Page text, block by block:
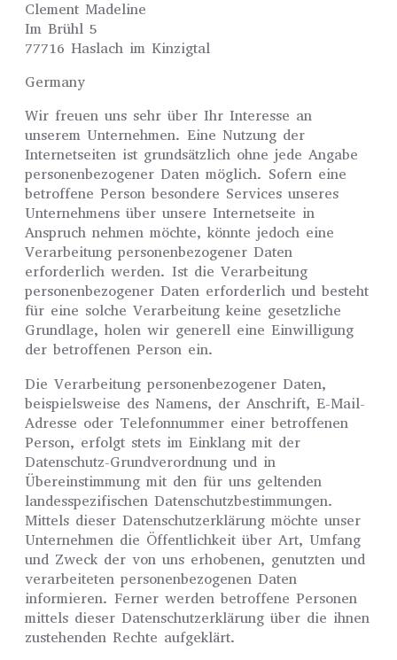
Clement Madeline
Im Brühl 5
77716 Haslach im Kinzigtal
Germany
Wir freuen uns sehr über Ihr Interesse an
unserem Unternehmen. Eine Nutzung der
Internetseiten ist grundsätzlich ohne jede Angabe
personenbezogener Daten möglich. Sofern eine
betroffene Person besondere Services unseres
Unternehmens über unsere Internetseite in
Anspruch nehmen möchte, könnte jedoch eine
Verarbeitung personenbezogener Daten
erforderlich werden. Ist die Verarbeitung
personenbezogener Daten erforderlich und besteht
für eine solche Verarbeitung keine gesetzliche
Grundlage, holen wir generell eine Einwilligung
der betroffenen Person ein.
Die Verarbeitung personenbezogener Daten,
beispielsweise des Namens, der Anschrift, E-Mail-
Adresse oder Telefonnummer einer betroffenen
Person, erfolgt stets im Einklang mit der
Datenschutz-Grundverordnung und in
Übereinstimmung mit den für uns geltenden
landesspezifischen Datenschutzbestimmungen.
Mittels dieser Datenschutzerklärung möchte unser
Unternehmen die Öffentlichkeit über Art, Umfang
und Zweck der von uns erhobenen, genutzten und
verarbeiteten personenbezogenen Daten
informieren. Ferner werden betroffene Personen
mittels dieser Datenschutzerklärung über die ihnen
zustehenden Rechte aufgeklärt.